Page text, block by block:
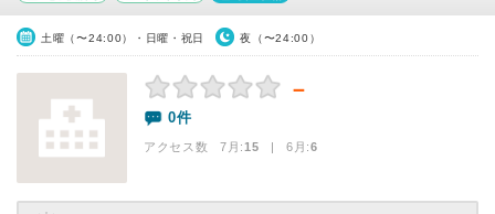
土曜（〜24:00）・日曜・祝日 夜（〜24:00）
－
0件
アクセス数 7月:15 | 6月:6